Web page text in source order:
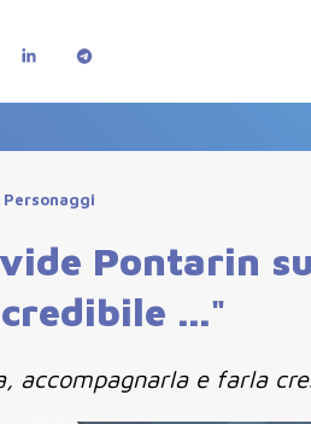
Pontarin
..."
accompagnarla e farla